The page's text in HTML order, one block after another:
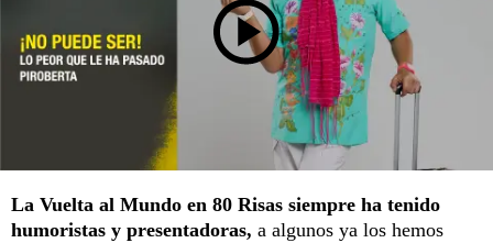
La Vuelta al Mundo en 80 Risas siempre ha tenido
humoristas y presentadoras, a algunos ya los hemos